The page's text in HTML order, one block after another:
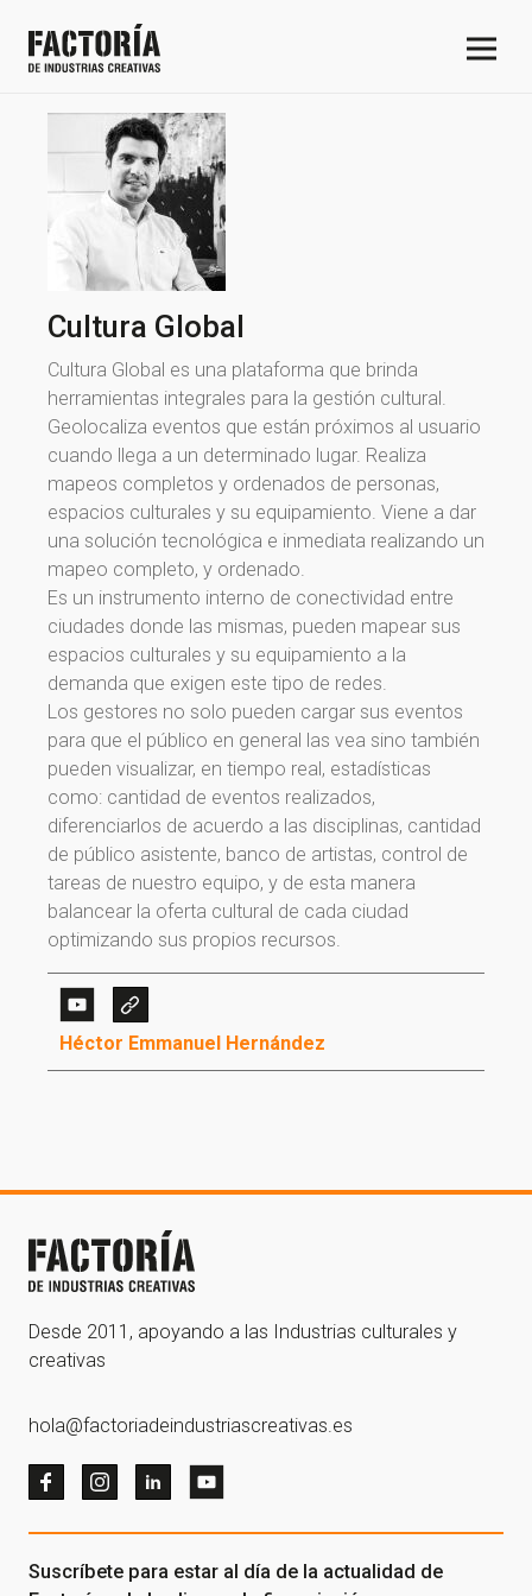
¡Gracias por suscribirte a
nuestra newsletter!
¡Gracias por suscribirte a nuestra newsletter!
Ir a la home
Cultura Global
Cultura Global es una plataforma que brinda
herramientas integrales para la gestión cultural.
Geolocaliza eventos que están próximos al usuario
cuando llega a un determinado lugar. Realiza
mapeos completos y ordenados de personas,
espacios culturales y su equipamiento. Viene a dar
una solución tecnológica e inmediata realizando un
mapeo completo, y ordenado.
Es un instrumento interno de conectividad entre
ciudades donde las mismas, pueden mapear sus
espacios culturales y su equipamiento a la
demanda que exigen este tipo de redes.
Los gestores no solo pueden cargar sus eventos
para que el público en general las vea sino también
pueden visualizar, en tiempo real, estadísticas
como: cantidad de eventos realizados,
diferenciarlos de acuerdo a las disciplinas, cantidad
de público asistente, banco de artistas, control de
tareas de nuestro equipo, y de esta manera
balancear la oferta cultural de cada ciudad
optimizando sus propios recursos.
Héctor Emmanuel Hernández
Desde 2011, apoyando a las Industrias culturales y
creativas
hola@factoriadeindustriascreativas.es
Suscríbete para estar al día de la actualidad de